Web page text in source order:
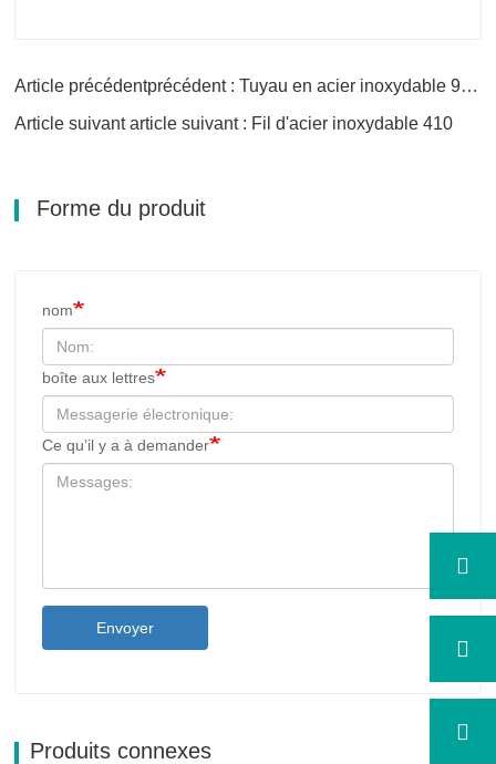
Article précédentprécédent : Tuyau en acier inoxydable 904L
Article suivant article suivant : Fil d'acier inoxydable 410
Forme du produit
nom
boîte aux lettres
Ce qu’il y a à demander
Envoyer
Produits connexes